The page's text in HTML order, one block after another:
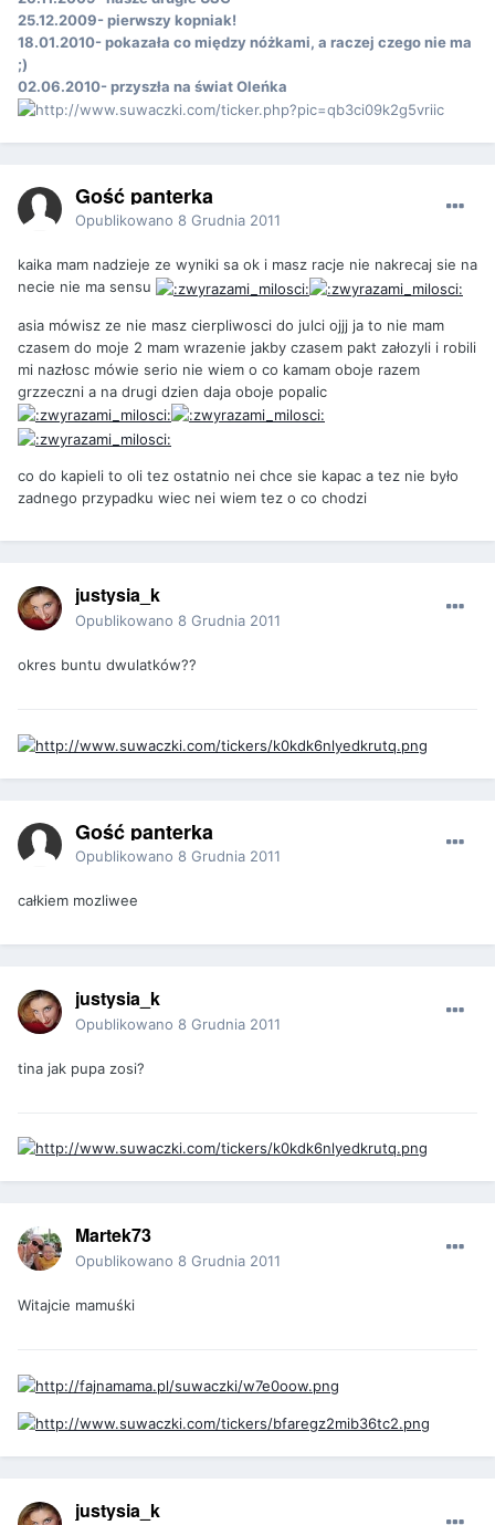
25.12.2009- pierwszy kopniak!
18.01.2010- pokazała co między nóżkami, a raczej czego nie ma
;)
02.06.2010- przyszła na świat Oleńka
Gość panterka
Opublikowano 8 Grudnia 2011
kaika mam nadzieje ze wyniki sa ok i masz racje nie nakrecaj sie na
necie nie ma sensu
asia mówisz ze nie masz cierpliwosci do julci ojjj ja to nie mam
czasem do moje 2 mam wrazenie jakby czasem pakt załozyli i robili
mi nazłosc mówie serio nie wiem o co kamam oboje razem
grzzeczni a na drugi dzien daja oboje popalic
co do kapieli to oli tez ostatnio nei chce sie kapac a tez nie było
zadnego przypadku wiec nei wiem tez o co chodzi
justysia_k
Opublikowano 8 Grudnia 2011
okres buntu dwulatków??
Gość panterka
Opublikowano 8 Grudnia 2011
całkiem mozliwee
justysia_k
Opublikowano 8 Grudnia 2011
tina jak pupa zosi?
Martek73
Opublikowano 8 Grudnia 2011
Witajcie mamuśki
justysia_k